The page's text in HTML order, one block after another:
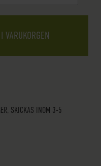
VARUKORGEN
SKICKAS INOM 3-5